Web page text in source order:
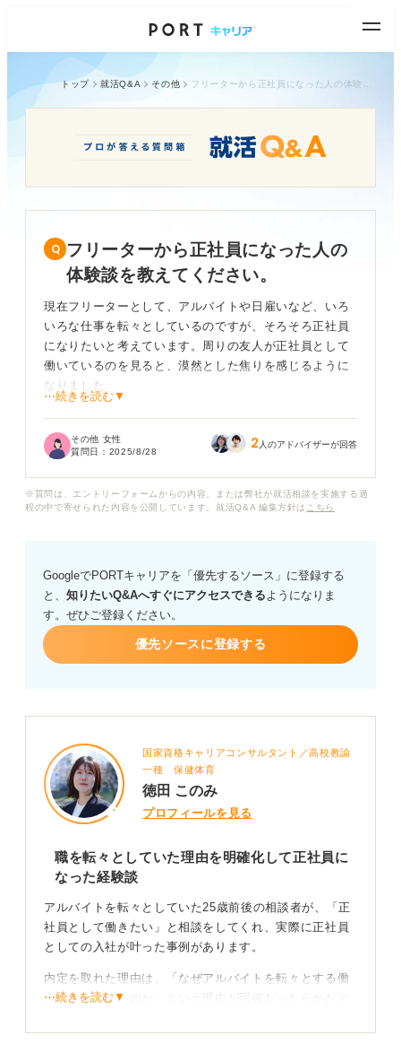
トップ 就活Q&A その他
フリーターから正社員になった人の
体験談を教えてください。
現在フリーターとして、アルバイトや日雇いなど、いろ
いろな仕事を転々としているのですが、そろそろ正社員
になりたいと考えています。周りの友人が正社員として
働いているのを見ると、漠然とした焦りを感じるように
なりました。
かの参考にしたいので、実際に自分と同じ境遇正社員に
⋯続きを読む▼
その他 女性
質問日： 2025/8/28 2 人のアドバイザーが回答
※質問は、エントリーフォームからの内容、または弊社が就活相談を実施する過
程の中で寄せられた内容を公開しています。就活Q&A 編集方針は こちら
GoogleでPORTキャリアを「優先するソース」に登録する
と、 知りたいQ&Aへすぐにアクセスできるようになりま
す。ぜひご登録ください。
優先ソースに登録する
国家資格キャリアコンサルタント／高校教諭
一種 保健体育
徳田 このみ
プロフィールを見る
職を転々としていた理由を明確化して正社員に
なった経験談
アルバイトを転々としていた25歳前後の相談者が、「正
社員として働きたい」と相談をしてくれ、実際に正社員
としての入社が叶った事例があります。
内定を取れた理由は、「なぜアルバイトを転々とする働
き方をしてきたのか」という理由が明確だったらかだと
⋯続きを読む▼